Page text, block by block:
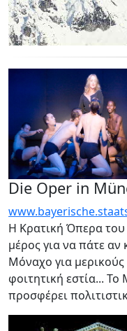
Die Oper in
Η Κρατική Όπερα του
μέρος για να πάτε
Μόναχο για
φοιτητική εστία...
προσφέρει